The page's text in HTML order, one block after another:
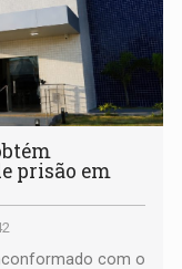
prisão em
com o